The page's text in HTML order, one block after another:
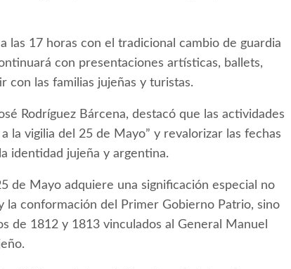
las 17 horas con el tradicional cambio de guardia
con presentaciones artísticas, ballets,
con las familias jujeñas y turistas.
Rodríguez Bárcena, destacó que las actividades
la vigilia del 25 de Mayo” y revalorizar las fechas
identidad jujeña y argentina.
de Mayo adquiere una significación especial no
la conformación del Primer Gobierno Patrio, sino
de 1812 y 1813 vinculados al General Manuel